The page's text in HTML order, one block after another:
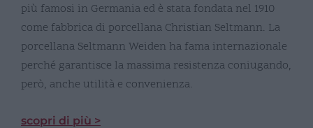
più famosi in Germania ed è stata fondata nel 1910
come fabbrica di porcellana Christian Seltmann. La
porcellana Seltmann Weiden ha fama internazionale
perché garantisce la massima resistenza coniugando,
però, anche utilità e convenienza.
scopri di più >